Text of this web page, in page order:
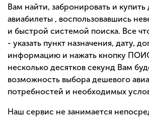
Вам найти, забронировать и
авиабилеты , воспользовавшись
и быстрой системой поиска. Все
- указать пункт назначения, дату,
информацию и нажать кнопку
несколько десятков секунд Вам
возможность выбора дешевого
потребностей и необходимых
Наш сервис не занимается